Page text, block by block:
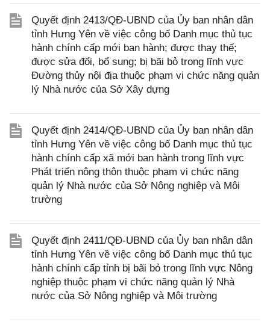
Quyết định 2413/QĐ-UBND của Ủy ban nhân dân
tỉnh Hưng Yên về việc công bố Danh mục thủ tục
hành chính cấp mới ban hành; được thay thế;
được sửa đổi, bổ sung; bị bãi bỏ trong lĩnh vực
Đường thủy nội địa thuộc phạm vi chức năng quản
lý Nhà nước của Sở Xây dựng
Quyết định 2414/QĐ-UBND của Ủy ban nhân dân
tỉnh Hưng Yên về việc công bố Danh mục thủ tục
hành chính cấp xã mới ban hành trong lĩnh vực
Phát triển nông thôn thuộc phạm vi chức năng
quản lý Nhà nước của Sở Nông nghiệp và Môi
trường
Quyết định 2411/QĐ-UBND của Ủy ban nhân dân
tỉnh Hưng Yên về việc công bố Danh mục thủ tục
hành chính cấp tỉnh bị bãi bỏ trong lĩnh vực Nông
nghiệp thuộc phạm vi chức năng quản lý Nhà
nước của Sở Nông nghiệp và Môi trường